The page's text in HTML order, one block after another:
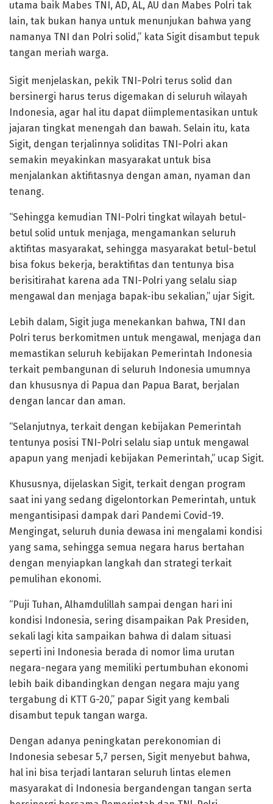
utama baik Mabes TNI, AD, AL, AU dan Mabes Polri tak
lain, tak bukan hanya untuk menunjukan bahwa yang
namanya TNI dan Polri solid,” kata Sigit disambut tepuk
tangan meriah warga.
Sigit menjelaskan, pekik TNI-Polri terus solid dan
bersinergi harus terus digemakan di seluruh wilayah
Indonesia, agar hal itu dapat diimplementasikan untuk
jajaran tingkat menengah dan bawah. Selain itu, kata
Sigit, dengan terjalinnya soliditas TNI-Polri akan
semakin meyakinkan masyarakat untuk bisa
menjalankan aktifitasnya dengan aman, nyaman dan
tenang.
“Sehingga kemudian TNI-Polri tingkat wilayah betul-
betul solid untuk menjaga, mengamankan seluruh
aktifitas masyarakat, sehingga masyarakat betul-betul
bisa fokus bekerja, beraktifitas dan tentunya bisa
berisitirahat karena ada TNI-Polri yang selalu siap
mengawal dan menjaga bapak-ibu sekalian,” ujar Sigit.
Lebih dalam, Sigit juga menekankan bahwa, TNI dan
Polri terus berkomitmen untuk mengawal, menjaga dan
memastikan seluruh kebijakan Pemerintah Indonesia
terkait pembangunan di seluruh Indonesia umumnya
dan khususnya di Papua dan Papua Barat, berjalan
dengan lancar dan aman.
“Selanjutnya, terkait dengan kebijakan Pemerintah
tentunya posisi TNI-Polri selalu siap untuk mengawal
apapun yang menjadi kebijakan Pemerintah,” ucap Sigit.
Khususnya, dijelaskan Sigit, terkait dengan program
saat ini yang sedang digelontorkan Pemerintah, untuk
mengantisipasi dampak dari Pandemi Covid-19.
Mengingat, seluruh dunia dewasa ini mengalami kondisi
yang sama, sehingga semua negara harus bertahan
dengan menyiapkan langkah dan strategi terkait
pemulihan ekonomi.
“Puji Tuhan, Alhamdulillah sampai dengan hari ini
kondisi Indonesia, sering disampaikan Pak Presiden,
sekali lagi kita sampaikan bahwa di dalam situasi
seperti ini Indonesia berada di nomor lima urutan
negara-negara yang memiliki pertumbuhan ekonomi
lebih baik dibandingkan dengan negara maju yang
tergabung di KTT G-20,” papar Sigit yang kembali
disambut tepuk tangan warga.
Dengan adanya peningkatan perekonomian di
Indonesia sebesar 5,7 persen, Sigit menyebut bahwa,
hal ini bisa terjadi lantaran seluruh lintas elemen
masyarakat di Indonesia bergandengan tangan serta